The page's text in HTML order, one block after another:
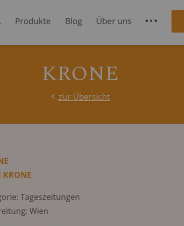
Produkte Blog Über uns S
KRONE
zur Übersicht
KRONE
Tageszeitungen
Wien